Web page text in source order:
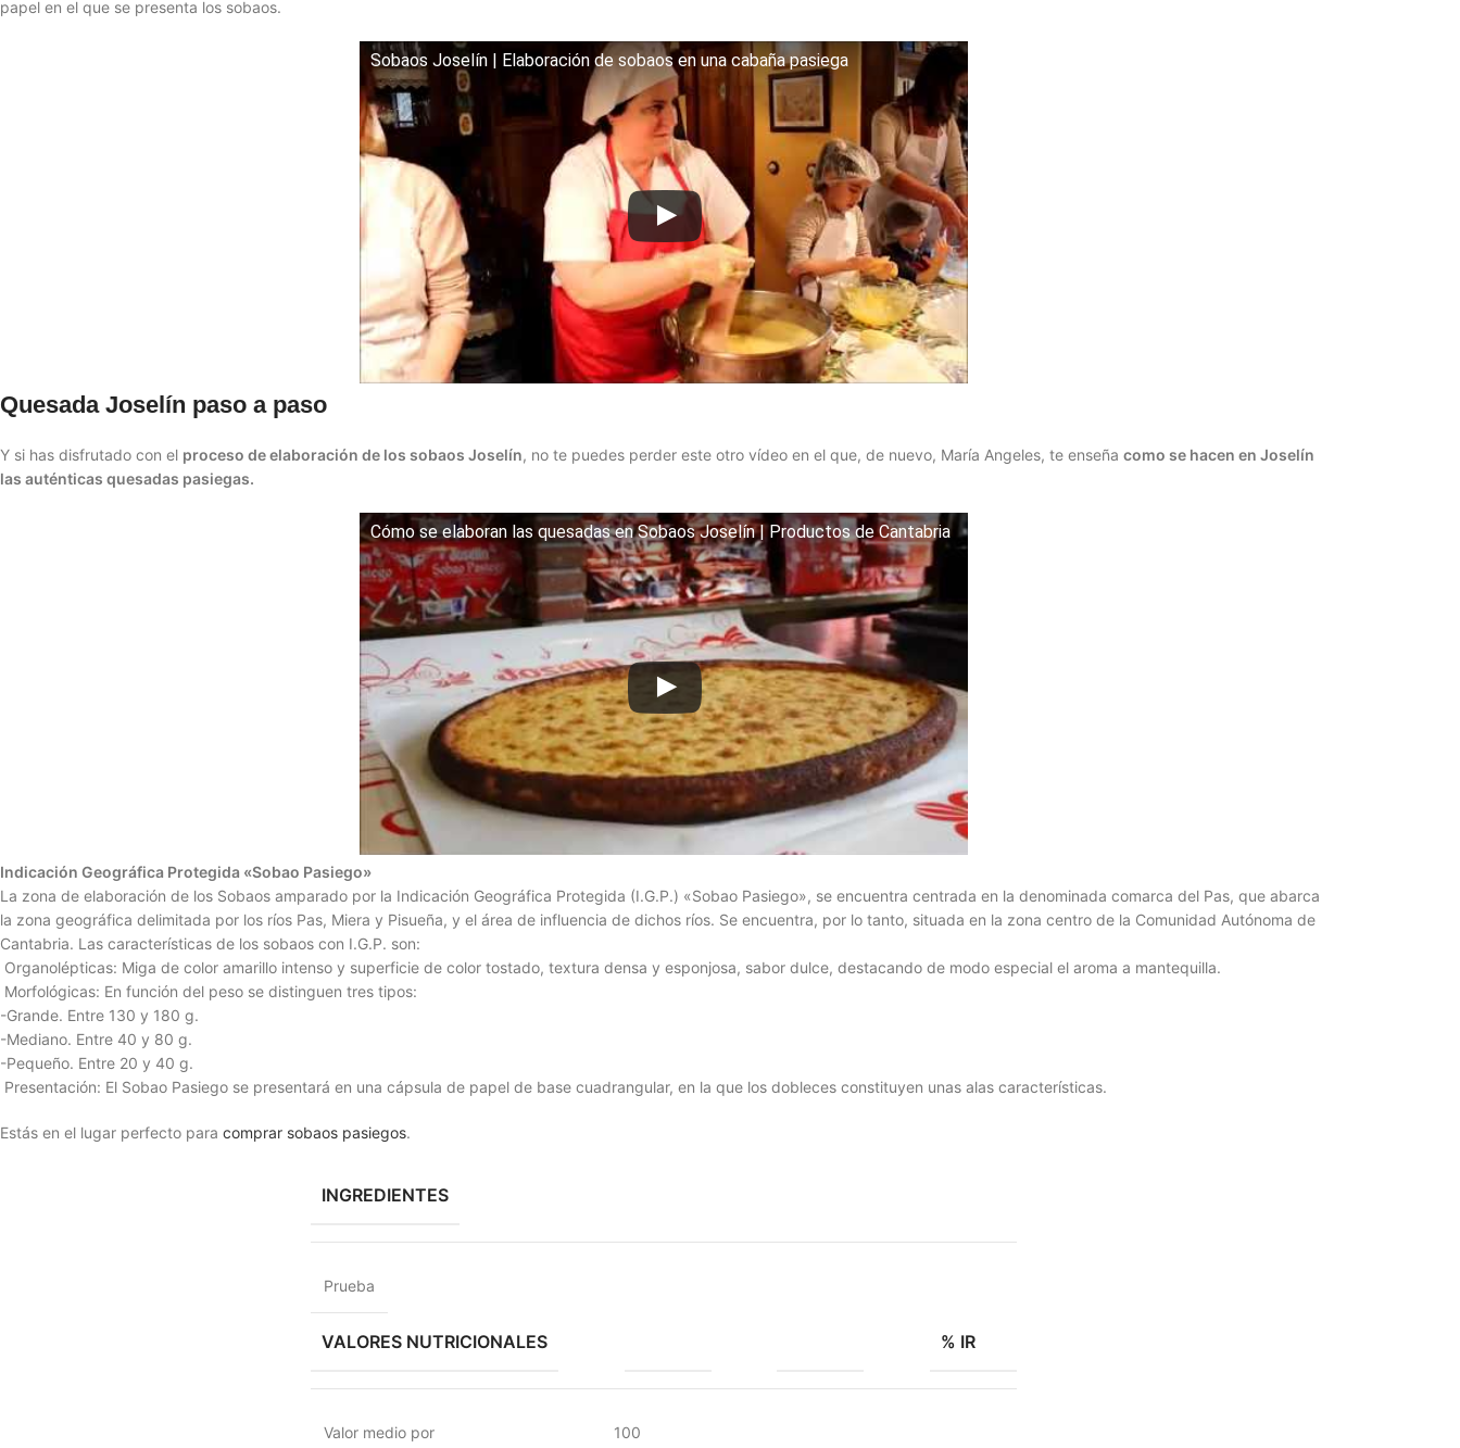
papel en el que se presenta los sobaos.
Sobaos Joselín | Elaboración de sobaos en una cabaña pasiega
Quesada Joselín paso a paso
Y si has disfrutado con el proceso de elaboración de los sobaos Joselín, no te puedes perder este otro vídeo en el que, de nuevo, María Angeles, te enseña como se hacen en Joselín
las auténticas quesadas pasiegas.
Cómo se elaboran las quesadas en Sobaos Joselín | Productos de Cantabria
Indicación Geográfica Protegida «Sobao Pasiego»
La zona de elaboración de los Sobaos amparado por la Indicación Geográfica Protegida (I.G.P.) «Sobao Pasiego», se encuentra centrada en la denominada comarca del Pas, que abarca
la zona geográfica delimitada por los ríos Pas, Miera y Pisueña, y el área de influencia de dichos ríos. Se encuentra, por lo tanto, situada en la zona centro de la Comunidad Autónoma de
Cantabria. Las características de los sobaos con I.G.P. son:
 Organolépticas: Miga de color amarillo intenso y superficie de color tostado, textura densa y esponjosa, sabor dulce, destacando de modo especial el aroma a mantequilla.
 Morfológicas: En función del peso se distinguen tres tipos:
-Grande. Entre 130 y 180 g.
-Mediano. Entre 40 y 80 g.
-Pequeño. Entre 20 y 40 g.
 Presentación: El Sobao Pasiego se presentará en una cápsula de papel de base cuadrangular, en la que los dobleces constituyen unas alas características.
Estás en el lugar perfecto para comprar sobaos pasiegos.
INGREDIENTES
Prueba
VALORES NUTRICIONALES % IR
Valor medio por 100